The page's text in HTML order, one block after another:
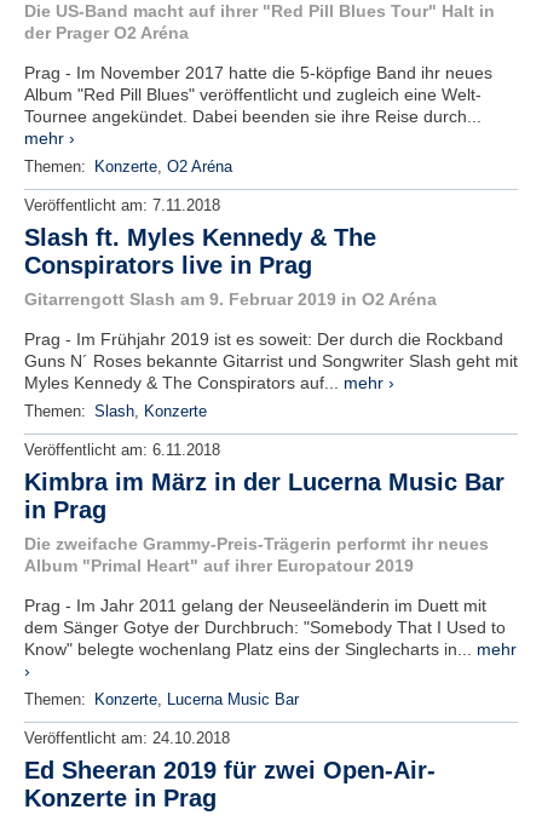
Die US-Band macht auf ihrer "Red Pill Blues Tour" Halt in
der Prager O2 Aréna
Prag - Im November 2017 hatte die 5-köpfige Band ihr neues
Album "Red Pill Blues" veröffentlicht und zugleich eine Welt-
Tournee angekündet. Dabei beenden sie ihre Reise durch...
mehr ›
Themen: Konzerte, O2 Aréna
Veröffentlicht am: 7.11.2018
Slash ft. Myles Kennedy & The
Conspirators live in Prag
Gitarrengott Slash am 9. Februar 2019 in O2 Aréna
Prag - Im Frühjahr 2019 ist es soweit: Der durch die Rockband
Guns N´ Roses bekannte Gitarrist und Songwriter Slash geht mit
Myles Kennedy & The Conspirators auf... mehr ›
Themen: Slash, Konzerte
Veröffentlicht am: 6.11.2018
Kimbra im März in der Lucerna Music Bar
in Prag
Die zweifache Grammy-Preis-Trägerin performt ihr neues
Album "Primal Heart" auf ihrer Europatour 2019
Prag - Im Jahr 2011 gelang der Neuseeländerin im Duett mit
dem Sänger Gotye der Durchbruch: "Somebody That I Used to
Know" belegte wochenlang Platz eins der Singlecharts in... mehr
›
Themen: Konzerte, Lucerna Music Bar
Veröffentlicht am: 24.10.2018
Ed Sheeran 2019 für zwei Open-Air-
Konzerte in Prag